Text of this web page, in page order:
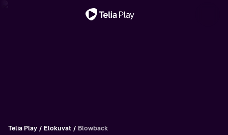
Telia Play Elokuvat Blowback